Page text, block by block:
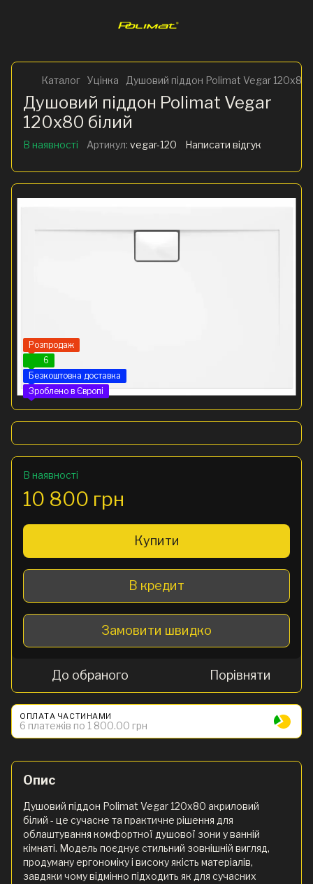
Каталог Уцінка Душовий піддон Polimat Vegar 120x80
Душовий піддон Polimat Vegar
120x80 білий
В наявності Артикул: vegar-120 Написати відгук
Розпродаж
6
Безкоштовна доставка
Зроблено в Європі
В наявності
10 800 грн
Купити
В кредит
Замовити швидко
До обраного Порівняти
ОПЛАТА ЧАСТИНАМИ
6 платежів по 1 800.00 грн
Опис
Душовий піддон Polimat Vegar 120x80 акриловий
білий - це сучасне та практичне рішення для
облаштування комфортної душової зони у ванній
кімнаті. Модель поєднує стильний зовнішній вигляд,
продуману ергономіку і високу якість матеріалів,
завдяки чому відмінно підходить як для сучасних